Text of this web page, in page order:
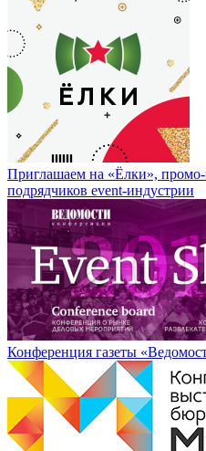
Приглашаем на «Ёлки», промо-
подрядчиков event-индустрии
Конференция газеты